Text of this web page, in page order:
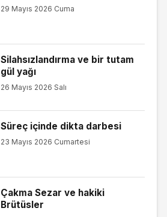
29 Mayıs 2026 Cuma
Silahsızlandırma ve bir tutam
gül yağı
26 Mayıs 2026 Salı
Süreç içinde dikta darbesi
23 Mayıs 2026 Cumartesi
Çakma Sezar ve hakiki
Brütüsler